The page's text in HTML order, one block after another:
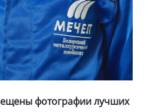
фотографии лучших